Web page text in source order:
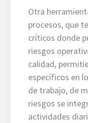
Otra
procesos, que
críticos donde
riesgos
calidad,
específicos en
de trabajo, de
riesgos se
actividades